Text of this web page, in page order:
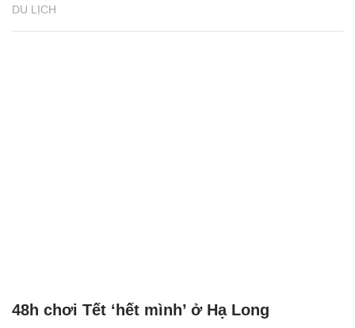
DU LỊCH
48h chơi Tết ‘hết mình’ ở Hạ Long